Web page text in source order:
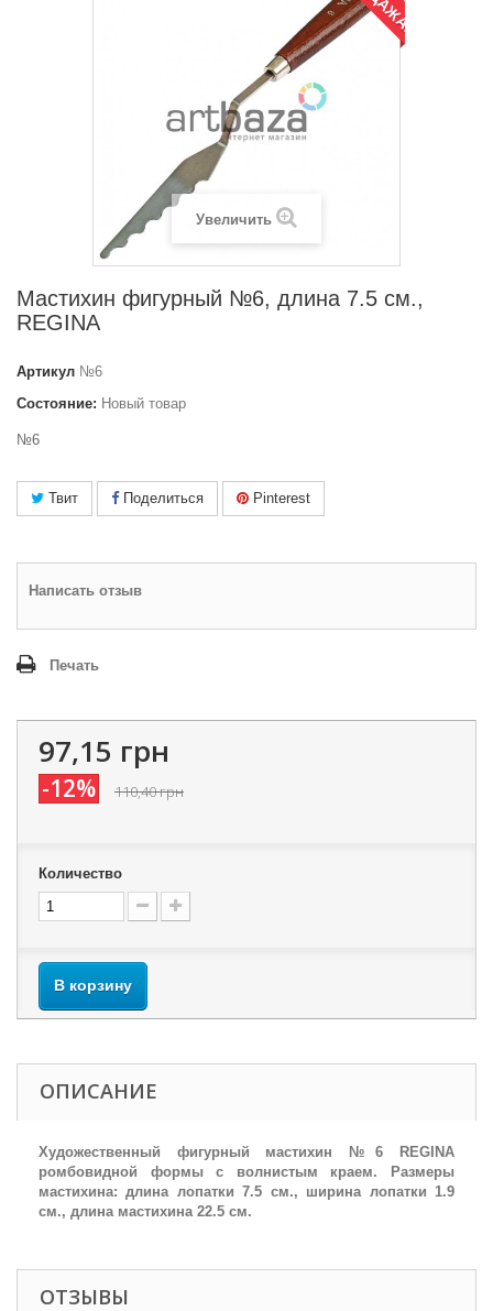
Увеличить
Мастихин фигурный №6, длина 7.5 см.,
REGINA
Артикул №6
Состояние: Новый товар
№6
Твит Поделиться Pinterest
Написать отзыв
Печать
97,15 грн
-12% 110,40 грн
Количество
В корзину
ОПИСАНИЕ
Художественный фигурный мастихин №6 REGINA
ромбовидной формы с волнистым краем. Размеры
мастихина: длина лопатки 7.5 см., ширина лопатки 1.9
см., длина мастихина 22.5 см.
ОТЗЫВЫ